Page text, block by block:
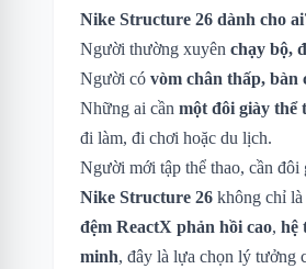
Nike Structure 26 dành cho
Người thường xuyên chạy bộ,
Người có vòm chân thấp, bàn
Những ai cần một đôi giày thể
đi làm, đi chơi hoặc du lịch.
Người mới tập thể thao, cần đôi
Nike Structure 26 không chỉ
đệm ReactX phản hồi cao, hệ
minh, đây là lựa chọn lý tưởng